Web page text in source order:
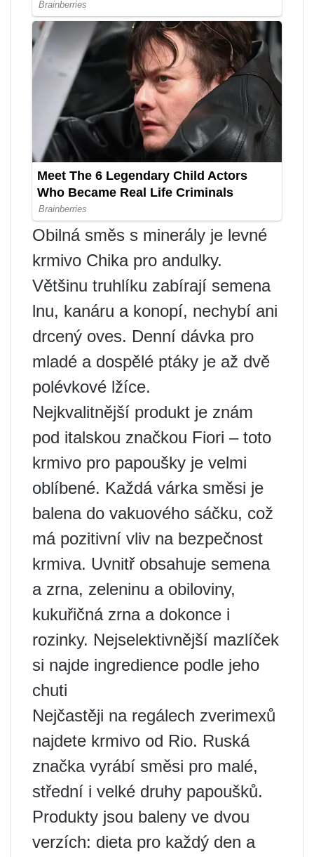
Obilná směs s minerály je levné
krmivo Chika pro andulky.
Většinu truhlíku zabírají semena
lnu, kanáru a konopí, nechybí ani
drcený oves. Denní dávka pro
mladé a dospělé ptáky je až dvě
polévkové lžíce.
Nejkvalitnější produkt je znám
pod italskou značkou Fiori – toto
krmivo pro papoušky je velmi
oblíbené. Každá várka směsi je
balena do vakuového sáčku, což
má pozitivní vliv na bezpečnost
krmiva. Uvnitř obsahuje semena
a zrna, zeleninu a obiloviny,
kukuřičná zrna a dokonce i
rozinky. Nejselektivnější mazlíček
si najde ingredience podle jeho
chuti
Nejčastěji na regálech zverimexů
najdete krmivo od Rio. Ruská
značka vyrábí směsi pro malé,
střední i velké druhy papoušků.
Produkty jsou baleny ve dvou
verzích: dieta pro každý den a